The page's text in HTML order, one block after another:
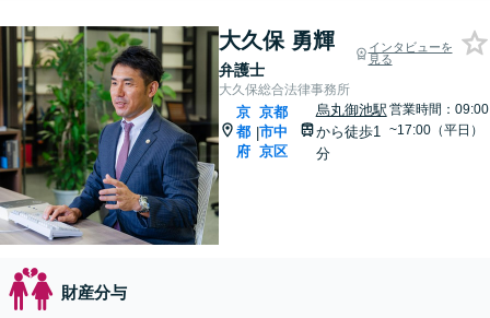
大久保 勇輝
弁護士
インタビューを
見る
大久保総合法律事務所
京
都
府
|
京都
市中
京区
烏丸御池駅
から徒歩1
分
営業時間：09:00
~17:00（平日）
財産分与